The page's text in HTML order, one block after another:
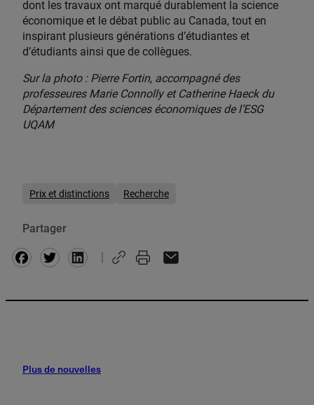
dont les travaux ont marqué durablement la science
économique et le débat public au Canada, tout en
inspirant plusieurs générations d’étudiantes et
d’étudiants ainsi que de collègues.
Sur la photo : Pierre Fortin, accompagné des
professeures Marie Connolly et Catherine Haeck du
Département des sciences économiques de l’ESG
UQAM
Prix et distinctions Recherche
Partager
Facebook
Twitter
Plus de nouvelles